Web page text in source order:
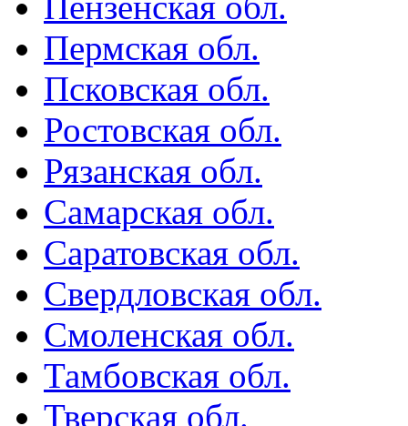
Пермская обл.
Псковская обл.
Ростовская обл.
Рязанская обл.
Самарская обл.
Саратовская обл.
Свердловская обл.
Смоленская обл.
Тамбовская обл.
Тверская обл.